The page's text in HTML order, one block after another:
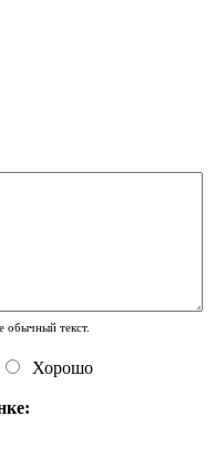
обычный текст.
Хорошо